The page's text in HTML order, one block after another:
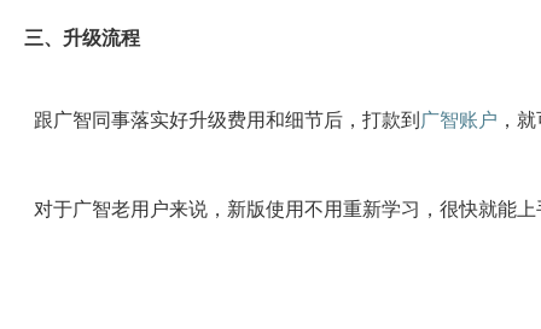
三、升级流程
跟广智同事落实好升级费用和细节后，打款到 广智账户 ，
对于广智老用户来说，新版使用不用重新学习，很快就能上